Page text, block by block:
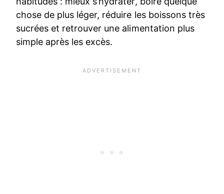
chose de plus léger, réduire les boissons très
sucrées et retrouver une alimentation plus
simple après les excès.